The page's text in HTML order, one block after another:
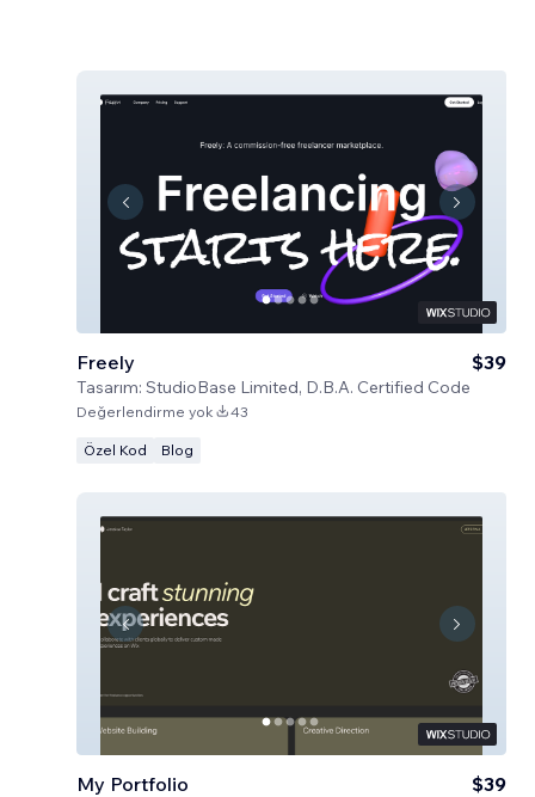
Freely
Tasarım: StudioBase Limited, D.B.A. Certified Code
$39
Değerlendirme yok 43
Özel Kod Blog
My Portfolio $39